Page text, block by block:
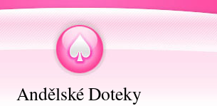
Andělské Doteky